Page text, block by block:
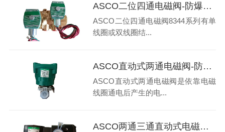
ASCO二位四通电磁阀-防爆电磁阀特点有哪些
ASCO二位四通电磁阀8344系列有单
线圈或双线圈结...
ASCO直动式两通电磁阀-防爆电磁阀应用哪些场合
ASCO直动式两通电磁阀是依靠电磁
线圈通电后产生的电...
ASCO两通三通直动式电磁阀优势和缺点有哪些